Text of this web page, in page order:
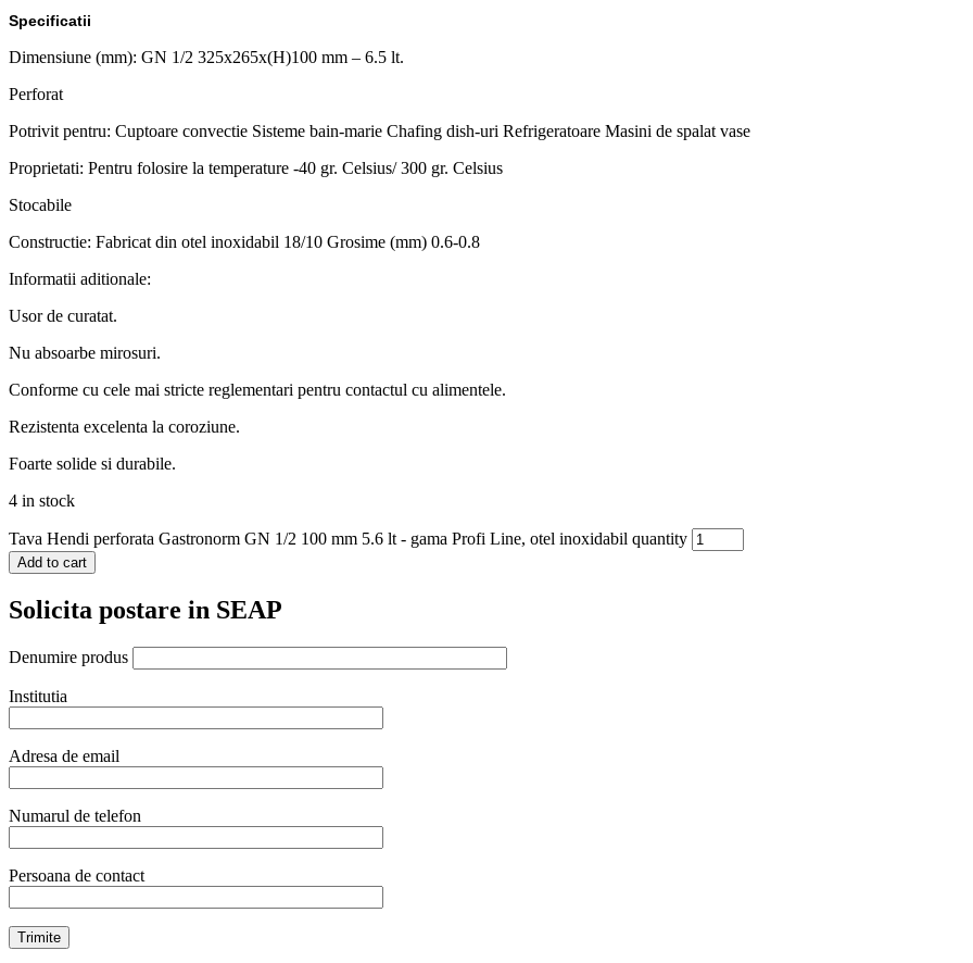
Specificatii
Dimensiune (mm): GN 1/2 325x265x(H)100 mm – 6.5 lt.
Perforat
Potrivit pentru: Cuptoare convectie Sisteme bain-marie Chafing dish-uri Refrigeratoare Masini de spalat vase
Proprietati: Pentru folosire la temperature -40 gr. Celsius/ 300 gr. Celsius
Stocabile
Constructie: Fabricat din otel inoxidabil 18/10 Grosime (mm) 0.6-0.8
Informatii aditionale:
Usor de curatat.
Nu absoarbe mirosuri.
Conforme cu cele mai stricte reglementari pentru contactul cu alimentele.
Rezistenta excelenta la coroziune.
Foarte solide si durabile.
4 in stock
Tava Hendi perforata Gastronorm GN 1/2 100 mm 5.6 lt - gama Profi Line, otel inoxidabil quantity
Add to cart
Solicita postare in SEAP
Denumire produs
Institutia
Adresa de email
Numarul de telefon
Persoana de contact